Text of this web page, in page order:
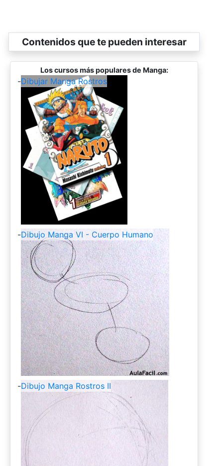
Contenidos que te pueden interesar
Los cursos más populares de Manga:
-Dibujar Manga Rostros
-Dibujo Manga VI - Cuerpo Humano
-Dibujo Manga Rostros II